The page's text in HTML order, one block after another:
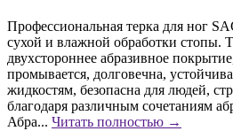
Профессиональная терка для ног
сухой и влажной обработки стопы.
двухстороннее абразивное
промывается, долговечна,
жидкостям, безопасна для людей,
благодаря различным сочетаниям
Абра... Читать полностью →